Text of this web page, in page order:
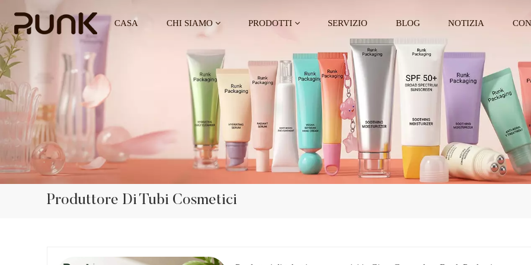
CASA CHI SIAMO PRODOTTI SERVIZIO BLOG NOTIZIA
Produttore Di Tubi Cosmetici